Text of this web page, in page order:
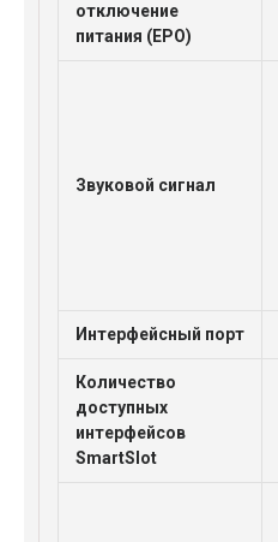
отключение
питания (EPO)
Звуковой сигнал
Интерфейсный порт
Количество
доступных
интерфейсов
SmartSlot